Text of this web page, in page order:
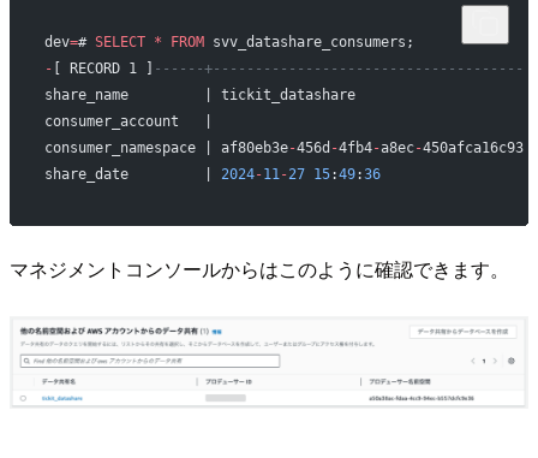
dev=# SELECT * FROM svv_datashare_consumers;
- [ RECORD 1 ]
------+-------------------------------------
share_name         | tickit_datashare
consumer_account   |
consumer_namespace | af80eb3e-456d -4fb4-a8ec-450afca16c93
share_date         | 2024-11-27 15:49:36
マネジメントコンソールからはこのように確認できます。